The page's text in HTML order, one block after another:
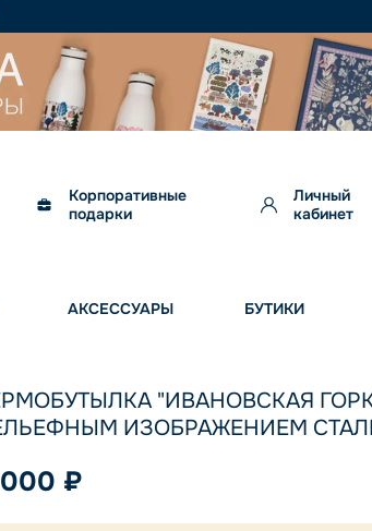
Корпоративные
подарки
Личный
кабинет
АКСЕССУАРЫ БУТИКИ
"ИВАНОВСКАЯ
ИЗОБРАЖЕНИЕМ
₽